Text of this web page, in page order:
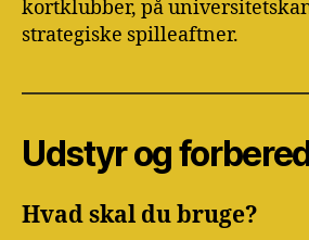
kortklubber, på
strategiske spilleaftner.
Udstyr og
Hvad skal du bruge?